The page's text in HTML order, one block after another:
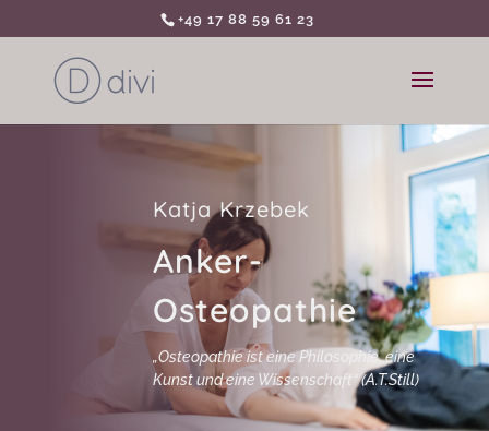
+49 17 88 59 61 23
Katja Krzebek
Anker-
Osteopathie
„Osteopathie ist eine Philosophie, eine
Kunst und eine Wissenschaft“ (A.T.Still)